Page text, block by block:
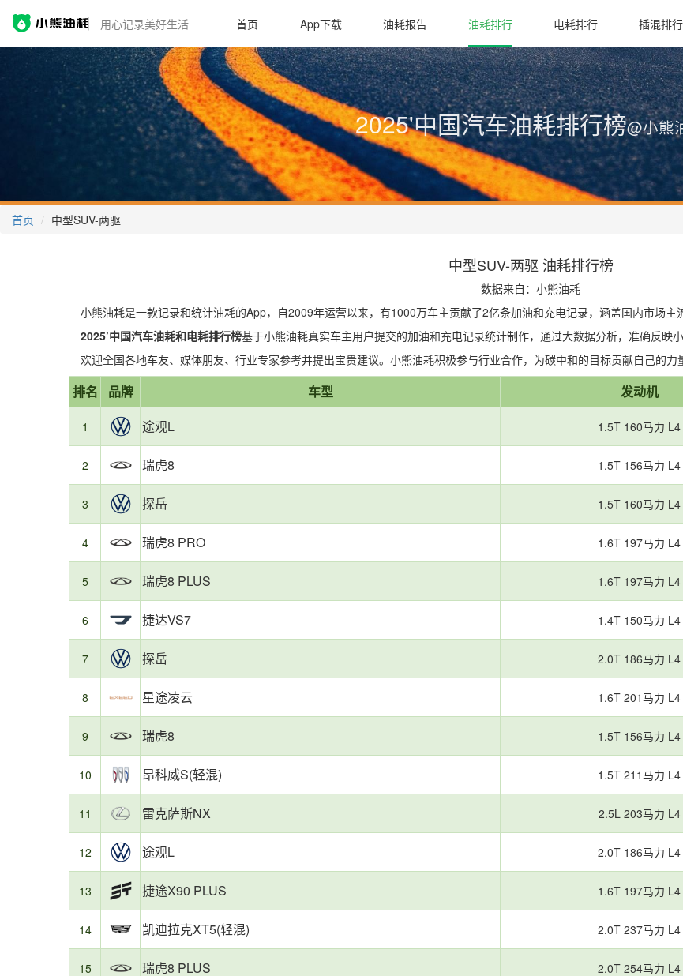
用心记录美好生活 首页 App下载 油耗报告 油耗排行 电耗排行 插混排行
2025'中国汽车油耗排行榜@小熊
首页 中型SUV-两驱
中型SUV-两驱 油耗排行榜
数据来自：小熊油耗
小熊油耗是一款记录和统计油耗的App，自2009年运营以来，有1000万车主贡献了2亿条加油和充电记录，涵盖国内市场主
2025’中国汽车油耗和电耗排行榜基于小熊油耗真实车主用户提交的加油和充电记录统计制作，通过大数据分析，准确反映
欢迎全国各地车友、媒体朋友、行业专家参考并提出宝贵建议。小熊油耗积极参与行业合作，为碳中和的目标贡献自己的力
报
告
摘
要
本
榜
基
于
小
耗
真
实
用
户
提
加
油
记
录
统
计
制
作，
反
映
用
车
真
耗。
上
榜
车
型
总
数：
34
款
省
油
TOP3：
第
1
名：
途
观
L，
油
7.80L/100km
第
2
名：
瑞
虎
8，
油
7.84L/100km
第
3
名：
探
岳，
油
耗
7.94L/100km
油
耗
较
TOP3：
第
32
名：
胜
达，
油
耗
10.54L/100km
第
33
名：
长
安
UNI-
K，
耗
10.80L/100km
第
34
名：
哈
弗
大
狗
油
耗
11.06L/100km
榜
单
点：
中
型
驱
是
国
场
最
受
的
细
分
市
场
之
一，
2025
年
该
车
型
整
耗
表
现
排名 品牌 车型 发动机
1 途观L 1.5T 160马力 L4
2 瑞虎8 1.5T 156马力 L4
3 探岳 1.5T 160马力 L4
4 瑞虎8 PRO 1.6T 197马力 L4
5 瑞虎8 PLUS 1.6T 197马力 L4
6 捷达VS7 1.4T 150马力 L4
7 探岳 2.0T 186马力 L4
8 星途凌云 1.6T 201马力 L4
9 瑞虎8 1.5T 156马力 L4
10 昂科威S(轻混) 1.5T 211马力 L4
11 雷克萨斯NX 2.5L 203马力 L4
12 途观L 2.0T 186马力 L4
13 捷途X90 PLUS 1.6T 197马力 L4
14 凯迪拉克XT5(轻混) 2.0T 237马力 L4
15 瑞虎8 PLUS 2.0T 254马力 L4